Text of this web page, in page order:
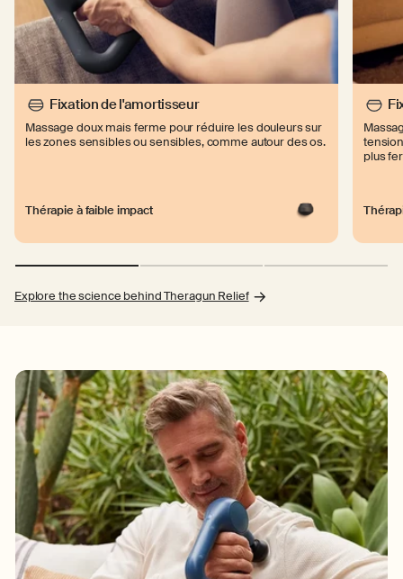
Fixation de l'amortisseur
Massage doux mais ferme pour réduire les douleurs sur
les zones sensibles ou sensibles, comme autour des os.
Thérapie à faible impact
plus
Explore the science behind Theragun Relief